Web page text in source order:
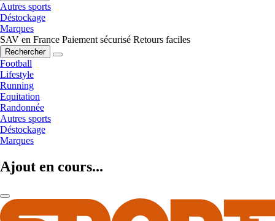
Autres sports
Déstockage
Marques
SAV en France Paiement sécurisé Retours faciles
Rechercher
Football
Lifestyle
Running
Equitation
Randonnée
Autres sports
Déstockage
Marques
Ajout en cours...